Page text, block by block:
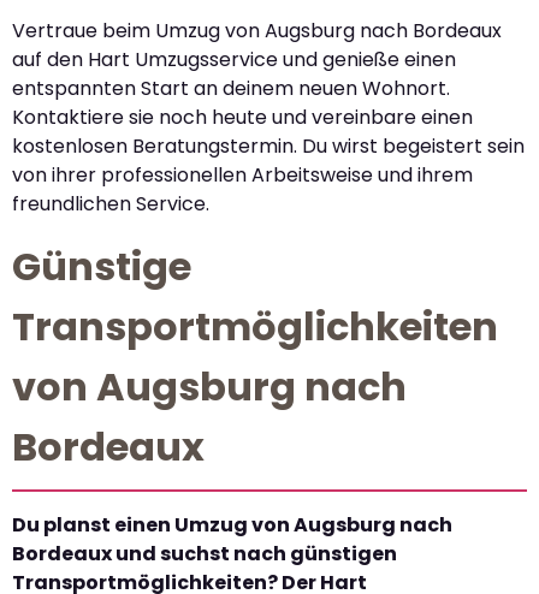
Vertraue beim Umzug von Augsburg nach Bordeaux
auf den Hart Umzugsservice und genieße einen
entspannten Start an deinem neuen Wohnort.
Kontaktiere sie noch heute und vereinbare einen
kostenlosen Beratungstermin. Du wirst begeistert sein
von ihrer professionellen Arbeitsweise und ihrem
freundlichen Service.
Günstige
Transportmöglichkeiten
von Augsburg nach
Bordeaux
Du planst einen Umzug von Augsburg nach
Bordeaux und suchst nach günstigen
Transportmöglichkeiten? Der Hart